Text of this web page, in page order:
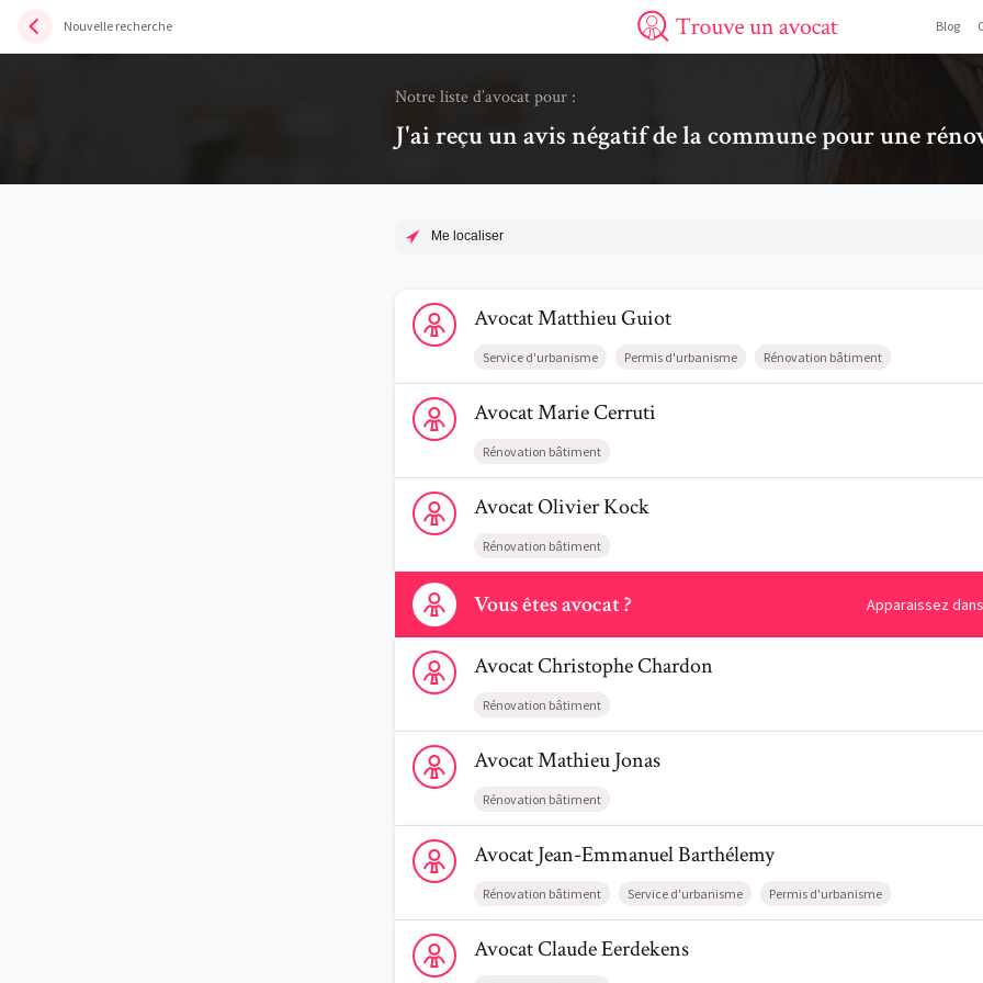
Nouvelle recherche
Trouve un avocat
Blog
Notre liste d’avocat pour :
J'ai reçu un avis négatif de la commune pour une
Me localiser
Voir le profil de AvocatMatthieu Guiot
AvocatMatthieuGuiot
Service d'urbanisme Permis d'urbanisme Rénovation bâtiment
Voir le profil de AvocatMarie Cerruti
AvocatMarieCerruti
Rénovation bâtiment
Voir le profil de AvocatOlivier Kock
AvocatOlivierKock
Rénovation bâtiment
Vous êtes avocat ? Apparaissez
Contactez-nous
Voir le profil de AvocatChristophe Chardon
AvocatChristopheChardon
Rénovation bâtiment
Voir le profil de AvocatMathieu Jonas
AvocatMathieuJonas
Rénovation bâtiment
Voir le profil de AvocatJean-Emmanuel Barthélemy
AvocatJean-EmmanuelBarthélemy
Rénovation bâtiment Service d'urbanisme Permis d'urbanisme
Voir le profil de AvocatClaude Eerdekens
AvocatClaudeEerdekens